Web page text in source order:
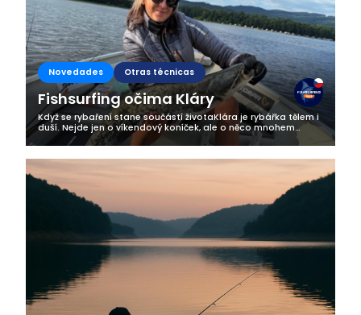
Novedades Otras técnicas
Fishsurfing očima Kláry
Když se rybaření stane součástí životaKlára je rybářka tělem i
duší. Nejde jen o víkendový koníček, ale o něco mnohem
hlubšího. Rybaření je pro ni životní styl, způsob, jak najít klid,
radost a...